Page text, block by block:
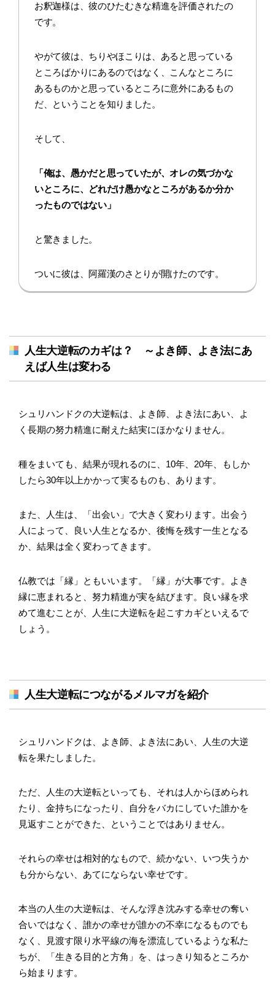
お釈迦様は、彼のひたむきな精進を評価されたの
です。
やがて彼は、ちりやほこりは、あると思っている
ところばかりにあるのではなく、こんなところに
あるものかと思っているところに意外にあるもの
だ、ということを知りました。
そして、
「俺は、愚かだと思っていたが、オレの気づかな
いところに、どれだけ愚かなところがあるか分か
ったものではない」
と驚きました。
ついに彼は、阿羅漢のさとりが開けたのです。
人生大逆転のカギは？ ～よき師、よき法にあ
えば人生は変わる
シュリハンドクの大逆転は、よき師、よき法にあい、よ
く長期の努力精進に耐えた結実にほかなりません。
種をまいても、結果が現れるのに、10年、20年、もしか
したら30年以上かかって実るものも、あります。
また、人生は、「出会い」で大きく変わります。出会う
人によって、良い人生となるか、後悔を残す一生となる
か、結果は全く変わってきます。
仏教では「縁」ともいいます。「縁」が大事です。よき
縁に恵まれると、努力精進が実を結びます。良い縁を求
めて進むことが、人生に大逆転を起こすカギといえるで
しょう。
人生大逆転につながるメルマガを紹介
シュリハンドクは、よき師、よき法にあい、人生の大逆
転を果たしました。
ただ、人生の大逆転といっても、それは人からほめられ
たり、金持ちになったり、自分をバカにしていた誰かを
見返すことができた、ということではありません。
それらの幸せは相対的なもので、続かない、いつ失うか
も分からない、あてにならない幸せです。
本当の人生の大逆転は、そんな浮き沈みする幸せの奪い
合いではなく、誰かの幸せが誰かの不幸になるものでも
なく、見渡す限り水平線の海を漂流しているような私た
ちが、「生きる目的と方角」を、はっきり知るところか
ら始まります。